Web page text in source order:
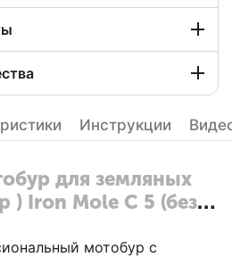
Инструкции
для земляных
) Iron Mole C 5 (без
мотобур с